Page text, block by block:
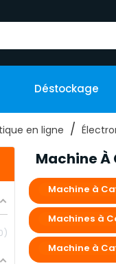
Déstockage
en ligne
Machine À
Machine à
Machines à
Machine à